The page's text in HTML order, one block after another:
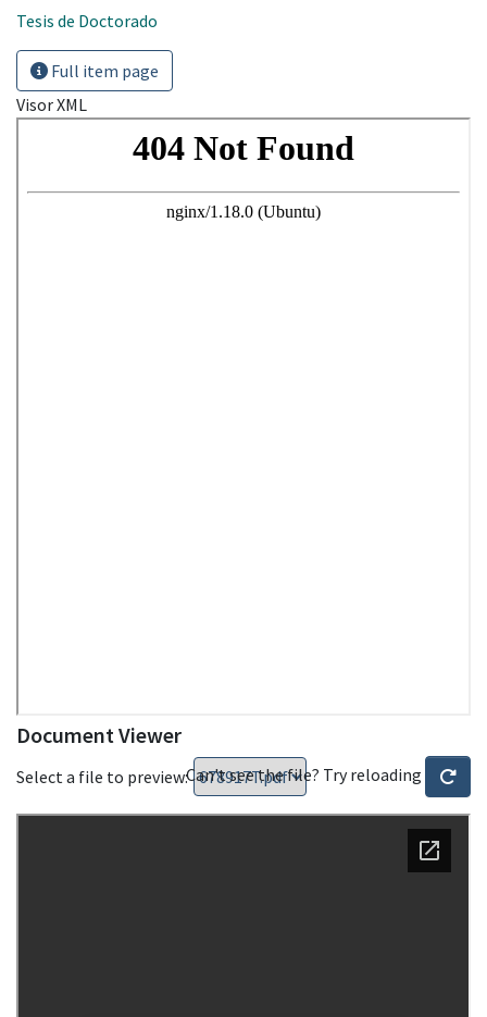
Tesis de Doctorado
Full item page
Visor XML
Document Viewer
Select a file to preview:Can't see the file? Try reloading